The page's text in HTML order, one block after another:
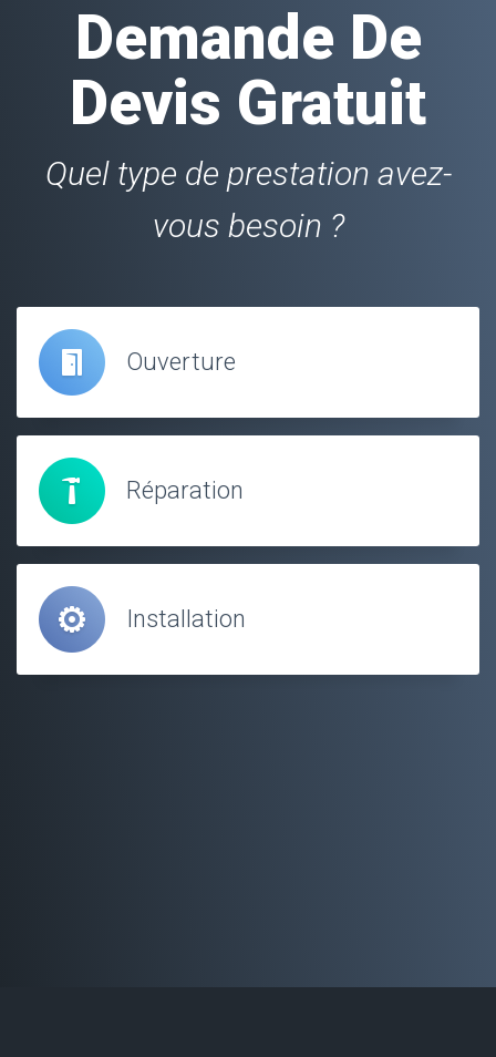
Demande De
Devis Gratuit
Quel type de prestation avez-
vous besoin ?
Ouverture
Réparation
Installation